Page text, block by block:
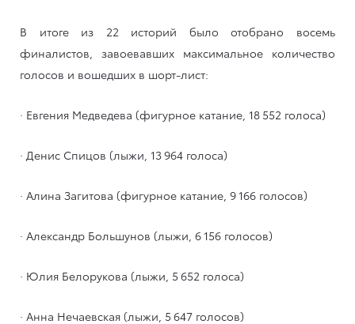
В итоге из 22 историй было отобрано восемь
финалистов, завоевавших максимальное количество
голосов и вошедших в шорт-лист:
· Евгения Медведева (фигурное катание, 18 552 голоса)
· Денис Спицов (лыжи, 13 964 голоса)
· Алина Загитова (фигурное катание, 9 166 голосов)
· Александр Большунов (лыжи, 6 156 голосов)
· Юлия Белорукова (лыжи, 5 652 голоса)
· Анна Нечаевская (лыжи, 5 647 голосов)